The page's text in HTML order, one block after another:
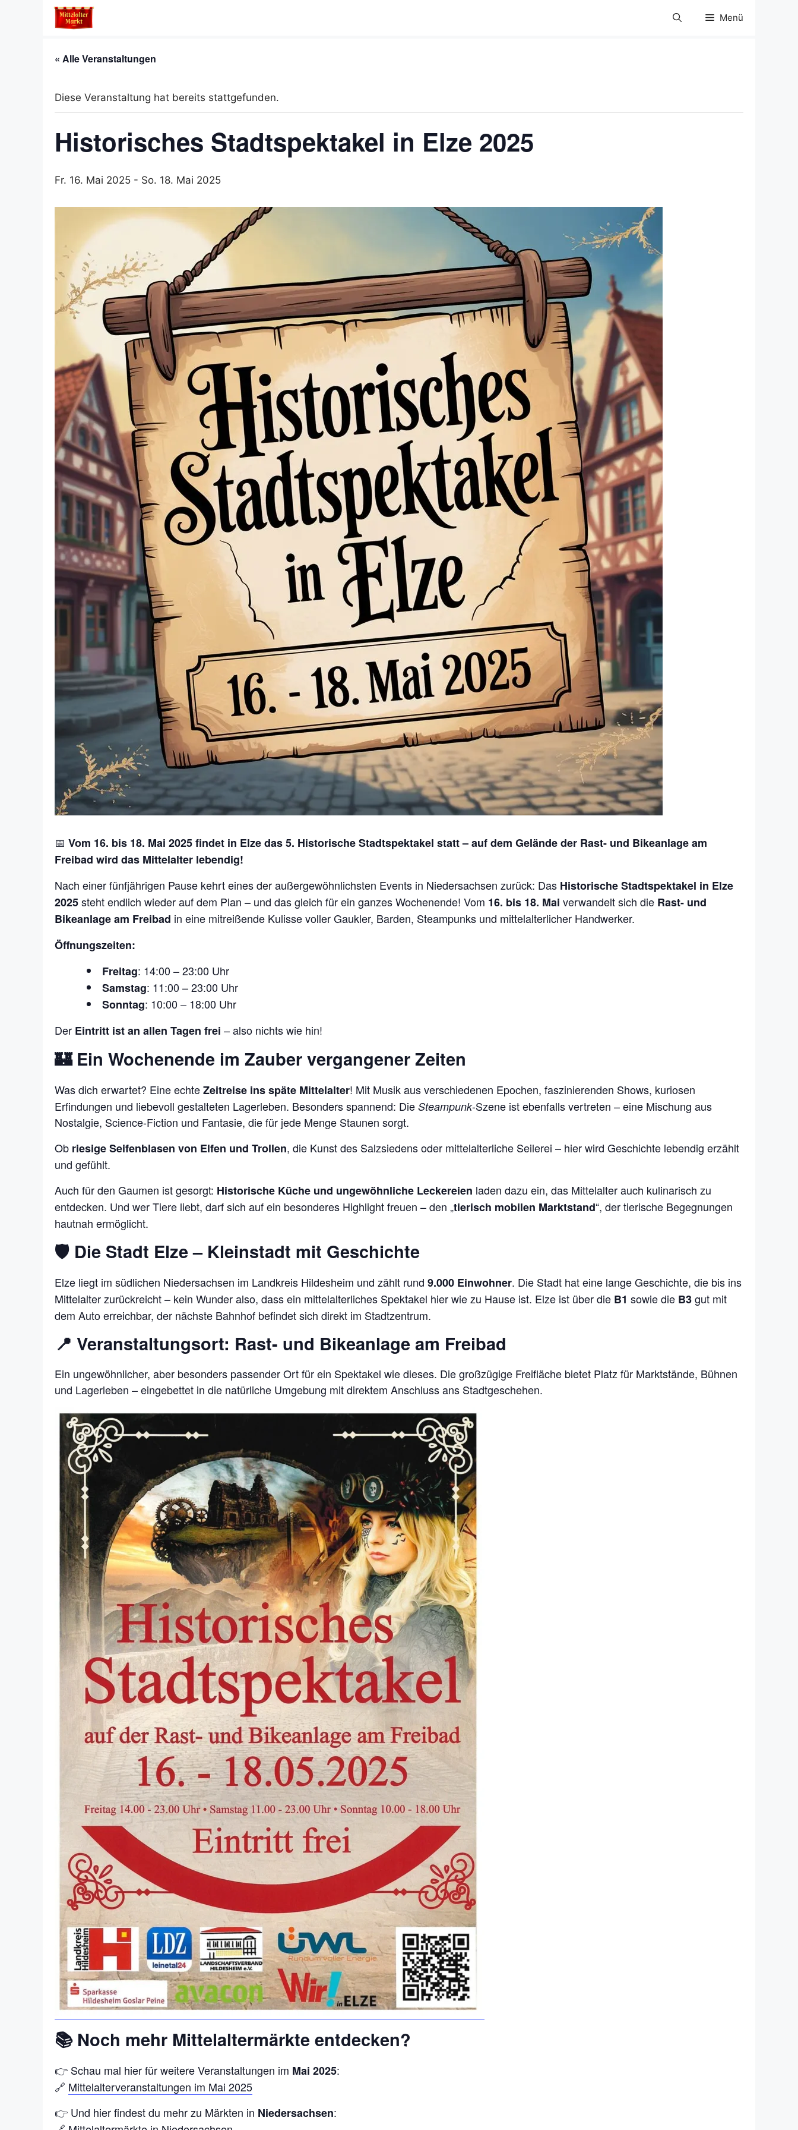
Menü
« Alle Veranstaltungen
Diese Veranstaltung hat bereits stattgefunden.
Historisches Stadtspektakel in Elze 2025
Fr. 16. Mai 2025 - So. 18. Mai 2025
📅 Vom 16. bis 18. Mai 2025 findet in Elze das 5. Historische Stadtspektakel statt – auf dem Gelände der Rast- und Bikeanlage am
Freibad wird das Mittelalter lebendig!
Nach einer fünfjährigen Pause kehrt eines der außergewöhnlichsten Events in Niedersachsen zurück: Das Historische Stadtspektakel in Elze
2025steht endlich wieder auf dem Plan – und das gleich für ein ganzes Wochenende! Vom 16. bis 18. Mai verwandelt sich die Rast- und
Bikeanlage am Freibad in eine mitreißende Kulisse voller Gaukler, Barden, Steampunks und mittelalterlicher Handwerker.
Öffnungszeiten:
Freitag: 14:00 – 23:00 Uhr
Samstag: 11:00 – 23:00 Uhr
Sonntag: 10:00 – 18:00 Uhr
Der Eintritt ist an allen Tagen frei – also nichts wie hin!
🏰 Ein Wochenende im Zauber vergangener Zeiten
Was dich erwartet? Eine echteZeitreise ins späte Mittelalter! Mit Musik aus verschiedenen Epochen, faszinierenden Shows, kuriosen
Erfindungen und liebevoll gestalteten Lagerleben. Besonders spannend: Die Steampunk-Szene ist ebenfalls vertreten – eine Mischung aus
Nostalgie, Science-Fiction und Fantasie, die für jede Menge Staunen sorgt.
Ob riesige Seifenblasen von Elfen und Trollen, die Kunst des Salzsiedens oder mittelalterliche Seilerei – hier wird Geschichte lebendig erzählt
und gefühlt.
Auch für den Gaumen ist gesorgt: Historische Küche und ungewöhnliche Leckereien laden dazu ein, das Mittelalter auch kulinarisch zu
entdecken. Und wer Tiere liebt, darf sich auf ein besonderes Highlight freuen – den „tierisch mobilen Marktstand“, der tierische Begegnungen
hautnah ermöglicht.
🛡️ Die Stadt Elze – Kleinstadt mit Geschichte
Elze liegt im südlichen Niedersachsen im Landkreis Hildesheim und zählt rund 9.000 Einwohner. Die Stadt hat eine lange Geschichte, die bis ins
Mittelalter zurückreicht – kein Wunder also, dass ein mittelalterliches Spektakel hier wie zu Hause ist. Elze ist über die B1 sowie die B3gut mit
dem Auto erreichbar, der nächste Bahnhof befindet sich direkt im Stadtzentrum.
📍 Veranstaltungsort: Rast- und Bikeanlage am Freibad
Ein ungewöhnlicher, aber besonders passender Ort für ein Spektakel wie dieses. Die großzügige Freifläche bietet Platz für Marktstände, Bühnen
und Lagerleben – eingebettet in die natürliche Umgebung mit direktem Anschluss ans Stadtgeschehen.
📚 Noch mehr Mittelaltermärkte entdecken?
👉 Schau mal hier für weitere Veranstaltungen im Mai 2025:
🔗 Mittelalterveranstaltungen im Mai 2025
👉 Und hier findest du mehr zu Märkten in Niedersachsen: